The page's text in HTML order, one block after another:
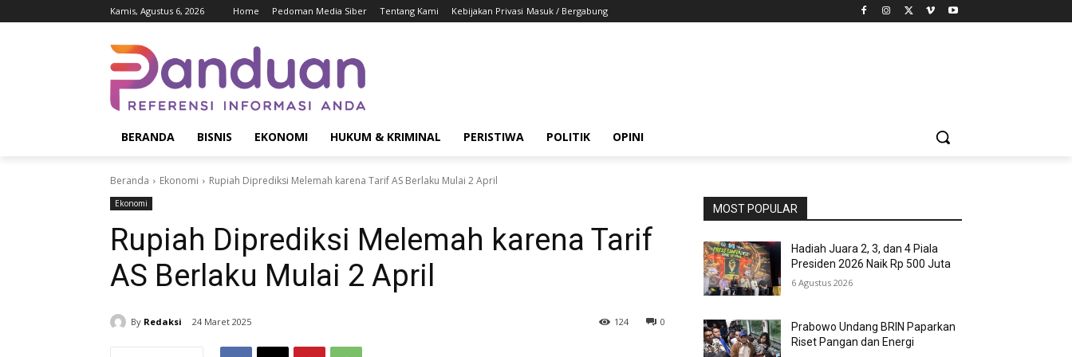
Kamis, Agustus 6, 2026 Home Pedoman Media Siber Tentang Kami Kebijakan Privasi Masuk / Bergabung
BERANDA BISNIS EKONOMI HUKUM & KRIMINAL PERISTIWA POLITIK OPINI
Beranda Ekonomi Rupiah Diprediksi Melemah karena Tarif AS Berlaku Mulai 2 April
Ekonomi
Rupiah Diprediksi Melemah karena Tarif
AS Berlaku Mulai 2 April
By Redaksi 24 Maret 2025 0
124
MOST POPULAR
Hadiah Juara 2, 3, dan 4 Piala
Presiden 2026 Naik Rp 500 Juta
6 Agustus 2026
Prabowo Undang BRIN Paparkan
Riset Pangan dan Energi